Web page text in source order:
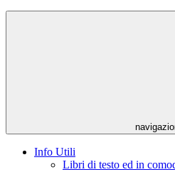
Info Utili
Libri di testo ed in